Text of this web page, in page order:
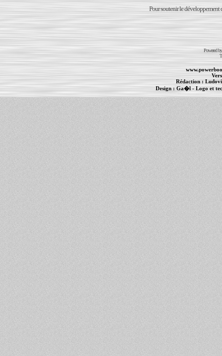
Pour soutenir le développement
Powered
Rédaction :
Design :Ga�l- Logo et
PowerBook